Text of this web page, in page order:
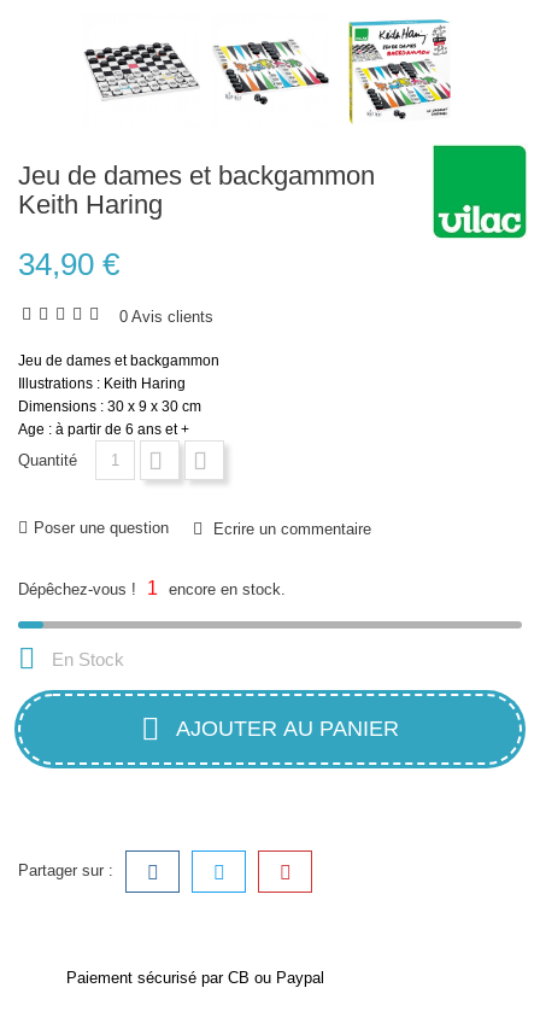
Jeu de dames et backgammon
Keith Haring
34,90 €
0 Avis clients
Jeu de dames et backgammon
Illustrations : Keith Haring
Dimensions : 30 x 9 x 30 cm
Age : à partir de 6 ans et +
Quantité
Poser une question Ecrire un commentaire
Dépêchez-vous ! 1 encore en stock.
 En Stock
AJOUTER AU PANIER
Partager sur :
Paiement sécurisé par CB ou Paypal